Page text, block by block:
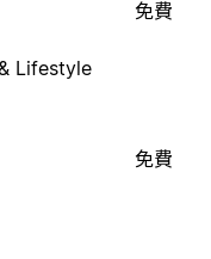
Lifestyle
免費
免費